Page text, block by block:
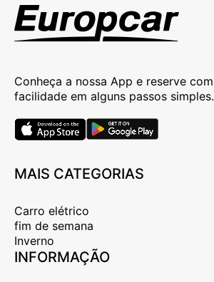
Conheça a nossa App e reserve com
facilidade em alguns passos simples.
MAIS CATEGORIAS
Carro elétrico
fim de semana
Inverno
INFORMAÇÃO